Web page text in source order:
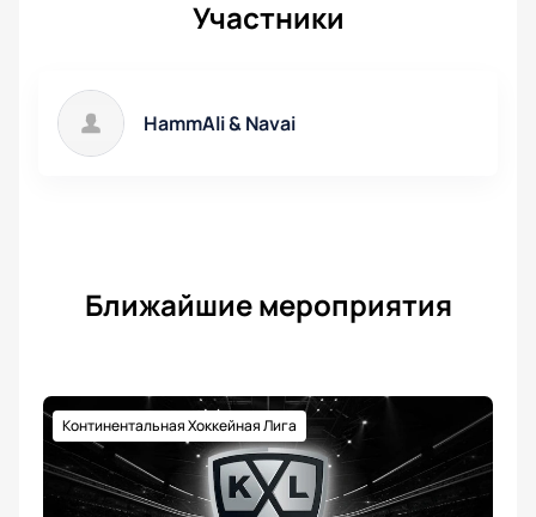
Участники
HammAli & Navai
Ближайшие мероприятия
Континентальная Хоккейная Лига